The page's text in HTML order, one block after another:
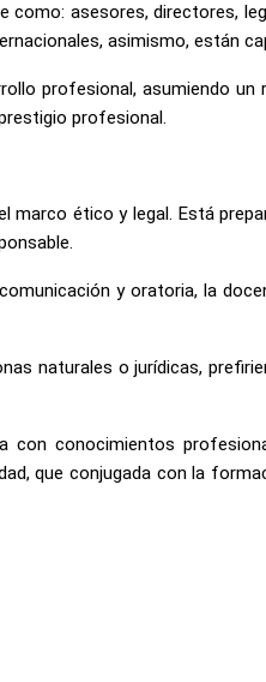
asesores, directores,
asimismo, están
profesional, asumiendo
profesional.
marco ético y legal. Está
y oratoria, la
naturales o jurídicas,
con conocimientos
que conjugada con la